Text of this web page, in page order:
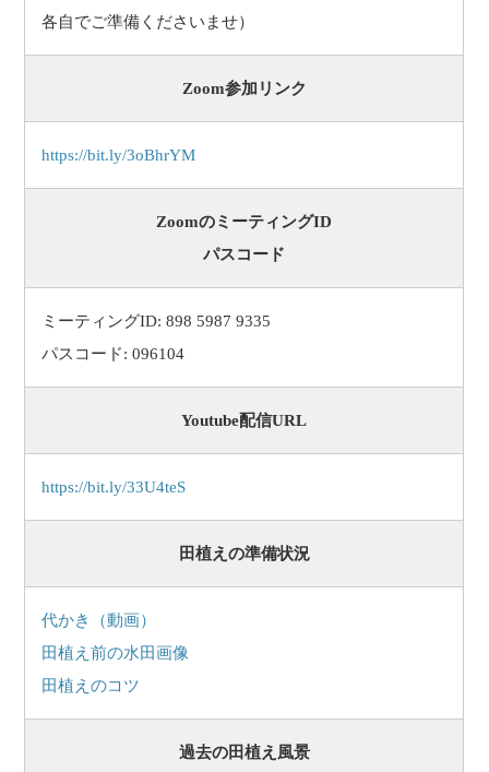
各自でご準備くださいませ）
Zoom参加リンク
https://bit.ly/3oBhrYM
ZoomのミーティングID
パスコード
ミーティングID: 898 5987 9335
パスコード: 096104
Youtube配信URL
https://bit.ly/33U4teS
田植えの準備状況
代かき（動画）
田植え前の水田画像
田植えのコツ
過去の田植え風景